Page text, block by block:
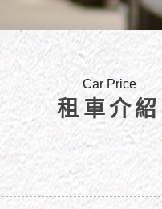
Car Price
租車介紹